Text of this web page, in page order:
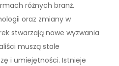
różnych branż.
oraz zmiany w
stwarzają nowe wyzwania
muszą stale
i umiejętności. Istnieje